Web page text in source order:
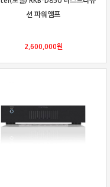
션 파워앰프
2,600,000원